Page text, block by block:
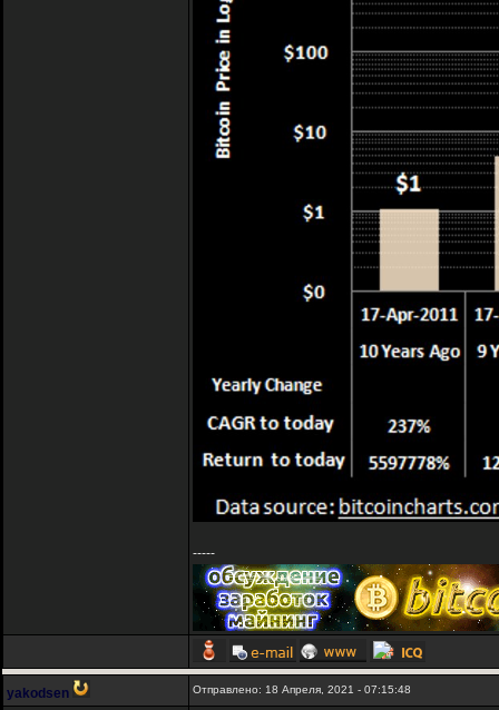
-----
yakodsen Отправлено: 18 Апреля, 2021 - 07:15:48